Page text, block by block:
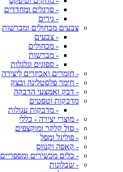
- סרגלים ומחדדים
- גירים
צבעים מכחולים ומברשות
- צבעים
- מכחולים
- מברשות
- ספוגים וגלגלות
- חומרים ואביזרים ליצירה
- חימר פלסטלינה ובצק
- דבק ואמצעי הדבקה
מדבקות וטפטים
- מדבקות עגולות
- מוצרי יצירה - כללי
- סול קלקר ומוקצפים
- פוליגל ומפל
- קאפה וקנווס
- כלים מכשירים ומספריים
- שבלונות